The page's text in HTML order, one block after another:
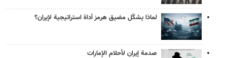
لماذا يشكّل مضيق هرمز أداة استراتيجية لإيران؟
صدمة إيران لأحلام الإمارات